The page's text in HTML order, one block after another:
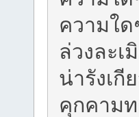
ความใ
ล่วงละ
น่ารังเกี
คุกคามท